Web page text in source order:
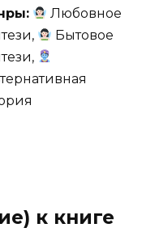
Любовное
Бытовое
к книге